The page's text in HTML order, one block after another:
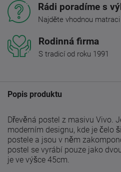
Rádi poradíme s
Najděte vhodnou matraci
Rodinná firma
S tradicí od roku 1991
Popis produktu
Dřevěná postel z masivu Vivo.
moderním designu, kde je čelo
postele a jsou v něm
postel se vyrábí pouze jako
je ve výšce 45cm.